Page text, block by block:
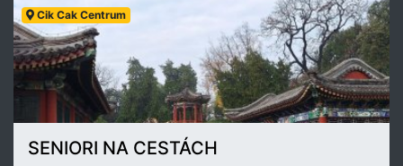
Cik Cak Centrum
SENIORI NA CESTÁCH